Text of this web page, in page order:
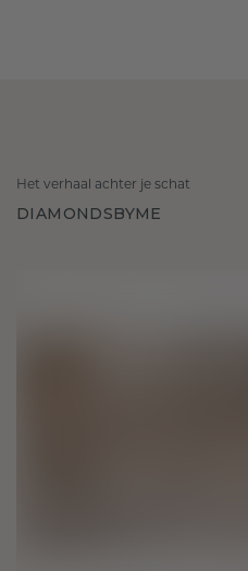
Het verhaal achter je schat
DIAMONDSBYME